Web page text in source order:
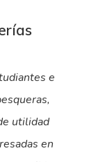
e
utilidad
en